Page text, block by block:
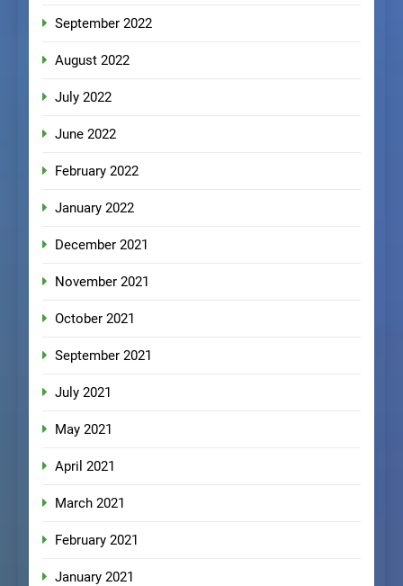
September 2022
August 2022
July 2022
June 2022
February 2022
January 2022
December 2021
November 2021
October 2021
September 2021
July 2021
May 2021
April 2021
March 2021
February 2021
January 2021